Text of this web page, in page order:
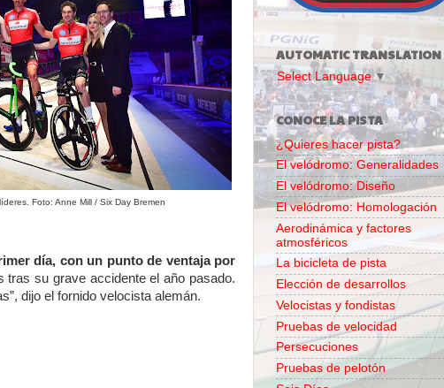
Foto: Anne Mill / Six Day Bremen
día, con un punto de ventaja por
tras su grave accidente el año pasado.
dijo el fornido velocista alemán.
AUTOMATIC TRANSLATION
Select Language ▼
CONOCE LA PISTA
¿Quieres hacer pista?
El velódromo: Generalidades
El velódromo: Diseño
El velódromo: Homologación
Aerodinámica y factores
atmosféricos
La bicicleta de pista
Elección de desarrollos
Velocistas y fondistas
Pruebas de velocidad
Persecuciones
Pruebas de pelotón